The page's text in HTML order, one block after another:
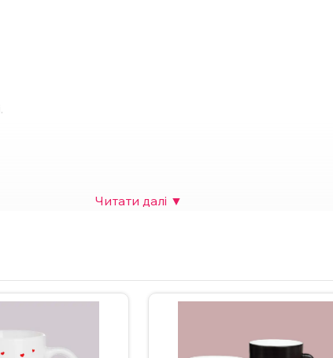
з нами в Інстаграмі, Телеграмі або залиште заявку на
мити чашку в посудомийній машині та нагрівати у